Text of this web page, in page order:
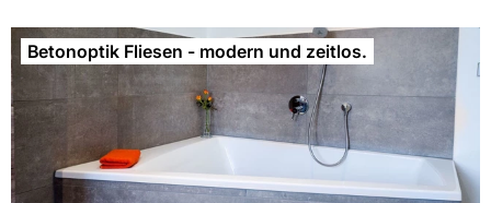
Betonoptik Fliesen - modern und zeitlos.